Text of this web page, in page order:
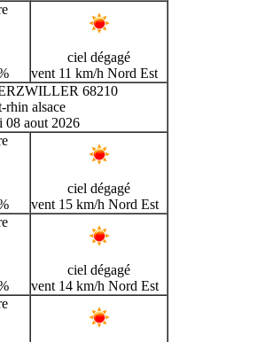
ciel dégagé
vent 11 km/h Nord Est
68210
rhin alsace
08 aout 2026
ciel dégagé
vent 15 km/h Nord Est
ciel dégagé
vent 14 km/h Nord Est